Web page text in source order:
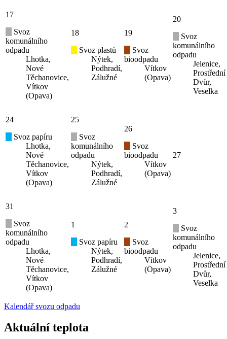
17
Svoz
komunálního
odpadu
Lhotka,
Nové
Těchanovice,
Vítkov
(Opava)
18
Svoz plastů
Nýtek,
Podhradí,
Zálužné
19
Svoz
bioodpadu
Vítkov
(Opava)
20
Svoz
komunálního
odpadu
Jelenice,
Prostřední
Dvůr,
Veselka
24
Svoz papíru
Lhotka,
Nové
Těchanovice,
Vítkov
(Opava)
25
Svoz
komunálního
odpadu
Nýtek,
Podhradí,
Zálužné
26
Svoz
bioodpadu
Vítkov
(Opava)
27
31
Svoz
komunálního
odpadu
Lhotka,
Nové
Těchanovice,
Vítkov
(Opava)
1
Svoz papíru
Nýtek,
Podhradí,
Zálužné
2
Svoz
bioodpadu
Vítkov
(Opava)
3
Svoz
komunálního
odpadu
Jelenice,
Prostřední
Dvůr,
Veselka
Kalendář svozu odpadu
Aktuální teplota